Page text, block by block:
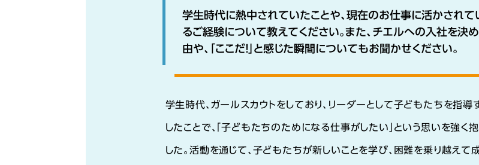
学生時代に熱中されていたことや、現在のお仕事に活かされて
るご経験について教えてください。また、チエルへの入社を決
由や、「ここだ！」と感じた瞬間についてもお聞かせください。
学生時代、ガールスカウトをしており、リーダーとして子どもたちを指
したことで、「子どもたちのためになる仕事がしたい」という思いを強く
した。活動を通じて、子どもたちが新しいことを学び、困難を乗り越えて